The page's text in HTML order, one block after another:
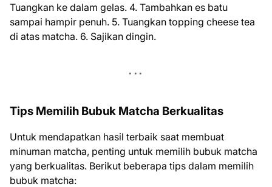
Tuangkan ke dalam gelas. 4. Tambahkan es batu
sampai hampir penuh. 5. Tuangkan topping cheese tea
di atas matcha. 6. Sajikan dingin.
Tips Memilih Bubuk Matcha Berkualitas
Untuk mendapatkan hasil terbaik saat membuat
minuman matcha, penting untuk memilih bubuk matcha
yang berkualitas. Berikut beberapa tips dalam memilih
bubuk matcha: